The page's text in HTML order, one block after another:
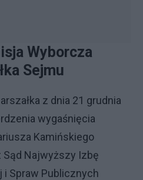
Wyborcza
Sejmu
z dnia 21 grudnia
wygaśnięcia
Kamińskiego
Sąd Najwyższy Izbę
Spraw Publicznych